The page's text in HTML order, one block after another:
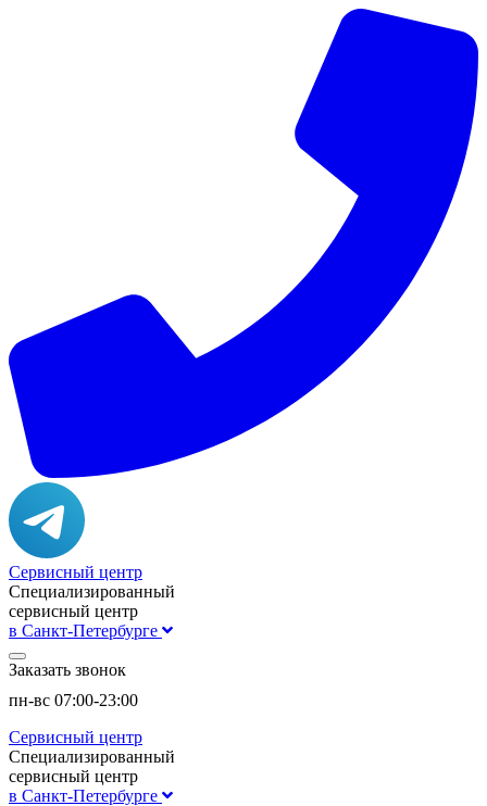
Сервисный центр
Специализированный
сервисный центр
в Санкт-Петербурге
Заказать звонок
пн-вс 07:00-23:00
Сервисный центр
Специализированный
сервисный центр
в Санкт-Петербурге